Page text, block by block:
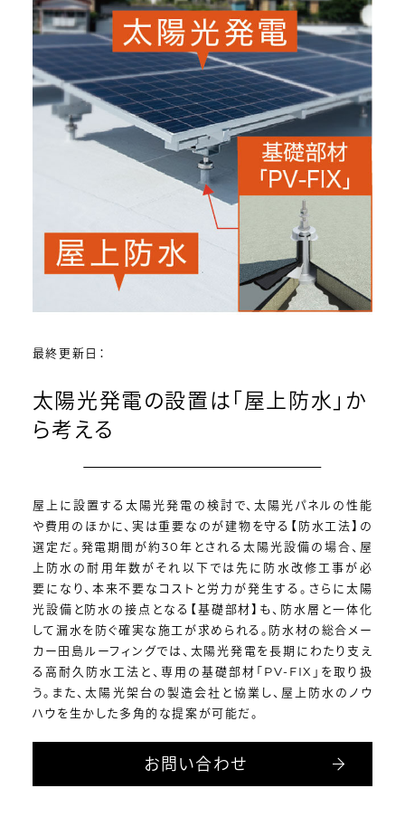
最終更新日：
太陽光発電の設置は「屋上防水」か
ら考える
屋上に設置する太陽光発電の検討で、太陽光パネルの性能
や費用のほかに、実は重要なのが建物を守る【防水工法】の
選定だ。発電期間が約30年とされる太陽光設備の場合、屋
上防水の耐用年数がそれ以下では先に防水改修工事が必
要になり、本来不要なコストと労力が発生する。さらに太陽
光設備と防水の接点となる【基礎部材】も、防水層と一体化
して漏水を防ぐ確実な施工が求められる。防水材の総合メー
カー田島ルーフィングでは、太陽光発電を長期にわたり支え
る高耐久防水工法と、専用の基礎部材「PV-FIX」を取り扱
う。また、太陽光架台の製造会社と協業し、屋上防水のノウ
ハウを生かした多角的な提案が可能だ。
お問い合わせ